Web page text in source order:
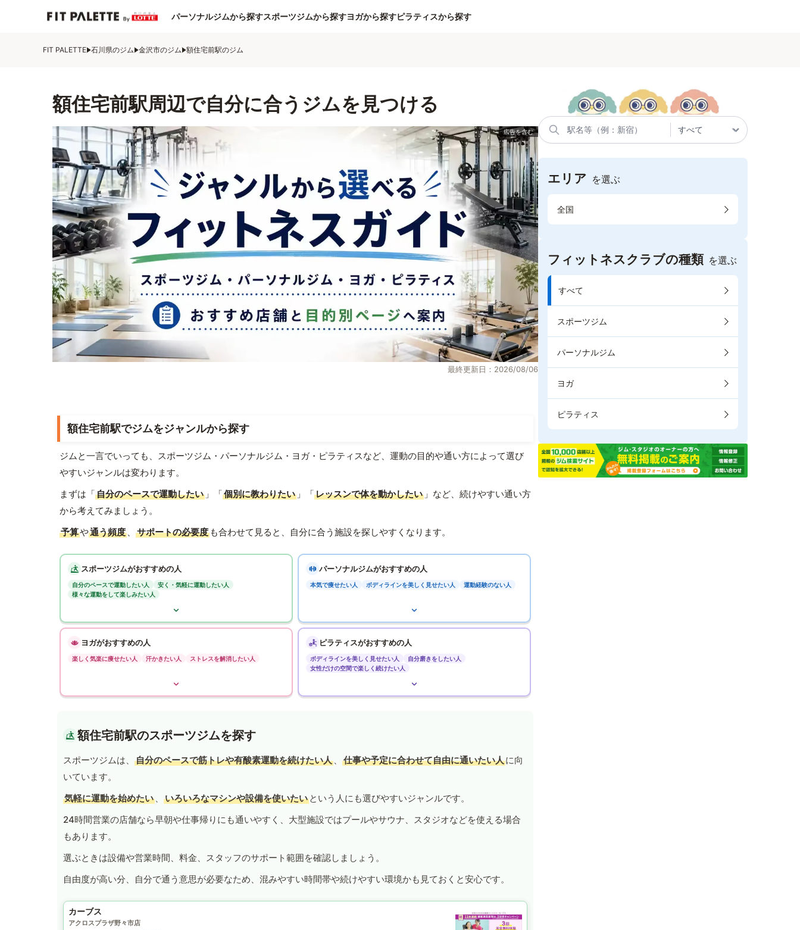
パーソナルジムから探すスポーツジムから探すヨガから探すピラティスから探す
FIT PALETTE 石川県のジム 金沢市のジム 額住宅前駅のジム
額住宅前駅周辺で自分に合うジムを見つける
最終更新日：2026/08/06
額住宅前駅でジムをジャンルから探す
ジムと一言でいっても、スポーツジム・パーソナルジム・ヨガ・ピラティスなど、運動の目的や通い方によって選び
やすいジャンルは変わります。
まずは「自分のペースで運動したい 」「個別に教わりたい 」「レッスンで体を動かしたい 」など、続けやすい通い方
から考えてみましょう。
予算や通う頻度 、 サポートの必要度 も合わせて見ると、自分に合う施設を探しやすくなります。
スポーツジムがおすすめの人
自分のペースで運動したい人
安く・気軽に運動したい人
様々な運動をして楽しみたい人
パーソナルジムがおすすめの人
本気で痩せたい人 ボディラインを美しく見せたい人 運動経験のない人
ヨガがおすすめの人
楽しく気楽に痩せたい人 汗かきたい人 ストレスを解消したい人
ピラティスがおすすめの人
ボディラインを美しく見せたい人
自分磨きをしたい人
女性だけの空間で楽しく続けたい人
額住宅前駅のスポーツジムを探す
スポーツジムは、 自分のペースで筋トレや有酸素運動を続けたい人 、 仕事や予定に合わせて自由に通いたい人に向
いています。
気軽に運動を始めたい 、 いろいろなマシンや設備を使いたい という人にも選びやすいジャンルです。
24時間営業の店舗なら早朝や仕事帰りにも通いやすく、大型施設ではプールやサウナ、スタジオなどを使える場合
もあります。
選ぶときは設備や営業時間、料金、スタッフのサポート範囲を確認しましょう。
自由度が高い分、自分で通う意思が必要なため、混みやすい時間帯や続けやすい環境かも見ておくと安心です。
カーブス
アクロスプラザ野々市店
エリア を選ぶ
全国
フィットネスクラブの種類 を選ぶ
すべて
スポーツジム
パーソナルジム
ヨガ
ピラティス